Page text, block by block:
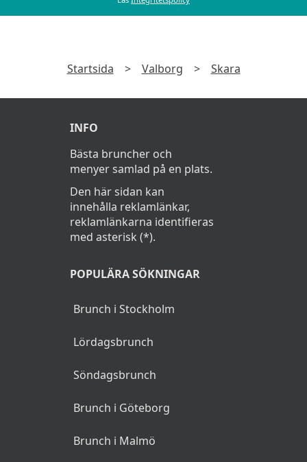
Startsida > Valborg > Skara
INFO
Bästa bruncher och
menyer samlad på en plats.
Den här sidan kan
innehålla reklamlänkar,
reklamlänkarna identifieras
med asterisk (*).
POPULÄRA SÖKNINGAR
Brunch i Stockholm
Lördagsbrunch
Söndagsbrunch
Brunch i Göteborg
Brunch i Malmö